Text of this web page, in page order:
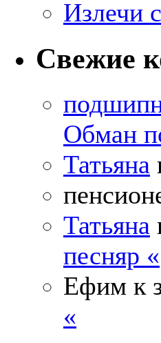
Излечи
Свежие
Обман
Татьяна
Татьяна
песняр «
Ефим к
«